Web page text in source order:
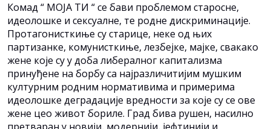
Комад “ МОЈА ТИ “ се бави проблемом старосне,
идеолошке и сексуалне, те родне дискриминације.
Протагонисткиње су старице, неке од њих
партизанке, комунисткиње, лезбејке, мајке, свакако
жене које су у доба либералног капитализма
принуђене на борбу са најразличитијим мушким
културним родним нормативима и примерима
идеолошке деградације вредности за које су се ове
жене цео живот бориле. Град бива рушен, насилно